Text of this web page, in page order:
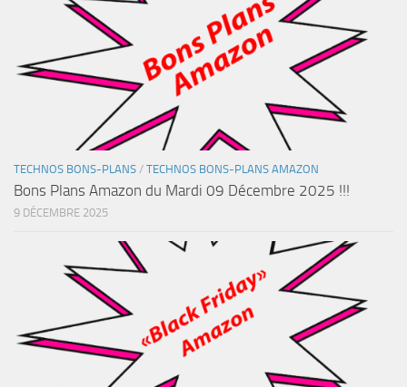
TECHNOS BONS-PLANS / TECHNOS BONS-PLANS AMAZON
Bons Plans Amazon du Mardi 09 Décembre 2025 !!!
9 DÉCEMBRE 2025